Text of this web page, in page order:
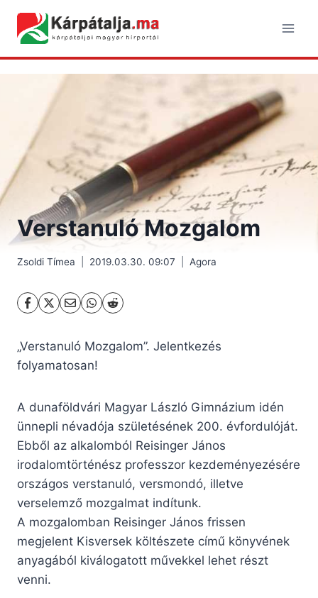
content
Verstanuló Mozgalom
Zsoldi Tímea 2019.03.30. 09:07 Agora
„Verstanuló Mozgalom”. Jelentkezés
folyamatosan!
A dunaföldvári Magyar László Gimnázium idén
ünnepli névadója születésének 200. évfordulóját.
Ebből az alkalomból Reisinger János
irodalomtörténész professzor kezdeményezésére
országos verstanuló, versmondó, illetve
verselemző mozgalmat indítunk.
A mozgalomban Reisinger János frissen
megjelent Kisversek költészete című könyvének
anyagából kiválogatott művekkel lehet részt
venni.